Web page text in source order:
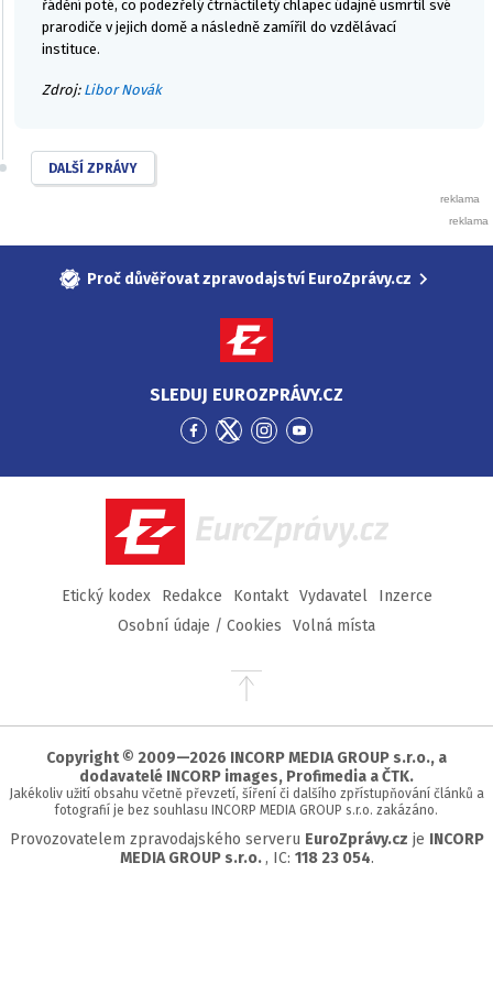
řádění poté, co podezřelý čtrnáctiletý chlapec údajně usmrtil své
prarodiče v jejich domě a následně zamířil do vzdělávací
instituce.
Zdroj: Libor Novák
DALŠÍ ZPRÁVY
Proč důvěřovat zpravodajství EuroZprávy.cz
SLEDUJ EUROZPRÁVY.CZ
Přejít
Facebook
Přejít
Twitter
Přejít
Instagram
Přejít
YouTube
EuroZprávy.cz
Etický kodex Redakce Kontakt Vydavatel
Inzerce
Osobní údaje / Cookies
Volná místa
Přejít
stránky
Copyright © 2009—2026 INCORP MEDIA GROUP s.r.o., a
dodavatelé INCORP images, Profimedia a ČTK.
Jakékoliv užití obsahu včetně převzetí, šíření či dalšího zpřístupňování článků a
fotografií je bez souhlasu INCORP MEDIA GROUP s.r.o. zakázáno.
Provozovatelem zpravodajského serveru EuroZprávy.cz je INCORP
MEDIA GROUP s.r.o. , IC: 118 23 054.